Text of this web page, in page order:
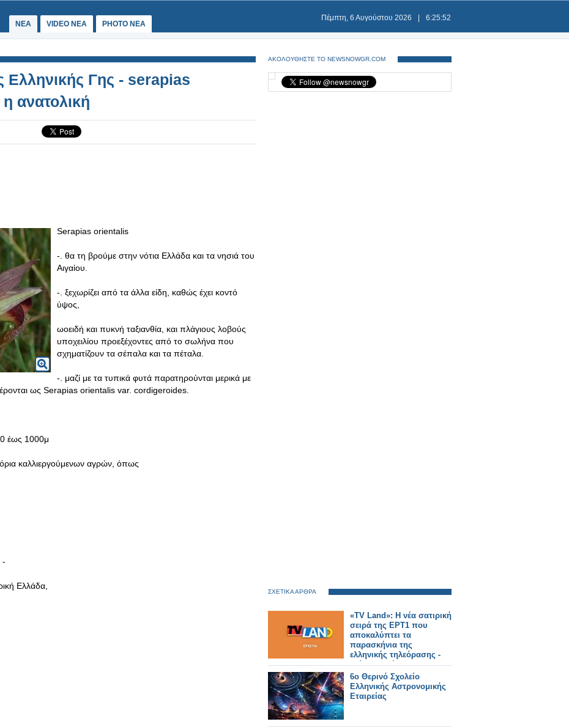
ΝΕΑ VIDEO NEA PHOTO NEA
Πέμπτη, 6 Αυγούστου 2026 6:25:53
Ελληνικής Γης - serapias
ανατολική
Serapias orientalis
-. θα τη βρούμε στην νότια Ελλάδα και τα νησιά του
Αιγαίου.
-. ξεχωρίζει από τα άλλα είδη, καθώς έχει κοντό
ύψος,
ωοειδή και πυκνή ταξιανθία, και πλάγιους λοβούς
υποχειλίου προεξέχοντες από το σωλήνα που
σχηματίζουν τα σέπαλα και τα πέταλα.
-. μαζί με τα τυπικά φυτά παρατηρούνται μερικά με
ως Serapias orientalis var. cordigeroides.
έως 1000μ
καλλιεργούμενων αγρών, όπως
-
Ελλάδα,
ΑΚΟΛΟΥΘΗΣΤΕ ΤΟ NEWSNOWGR.COM
ΣΧΕΤΙΚΑ ΑΡΘΡΑ
«TV Land»: Η νέα σατιρική
σειρά της ΕΡΤ1 που
αποκαλύπτει τα
παρασκήνια της
ελληνικής τηλεόρασης -
Δείτε το τρέιλερ
6ο Θερινό Σχολείο
Ελληνικής Αστρονομικής
Εταιρείας